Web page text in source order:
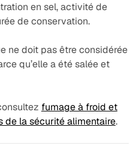
en sel, activité de
de conservation.
ne doit pas être considérée
qu’elle a été salée et
fumage à froid et
de la sécurité alimentaire.